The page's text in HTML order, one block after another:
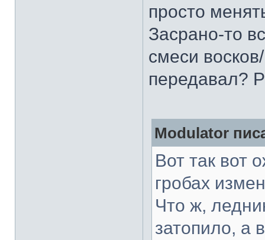
просто
Засрано-то
смеси
передавал?
Modulator
Вот так вот
гробах
Что ж,
затопило, а